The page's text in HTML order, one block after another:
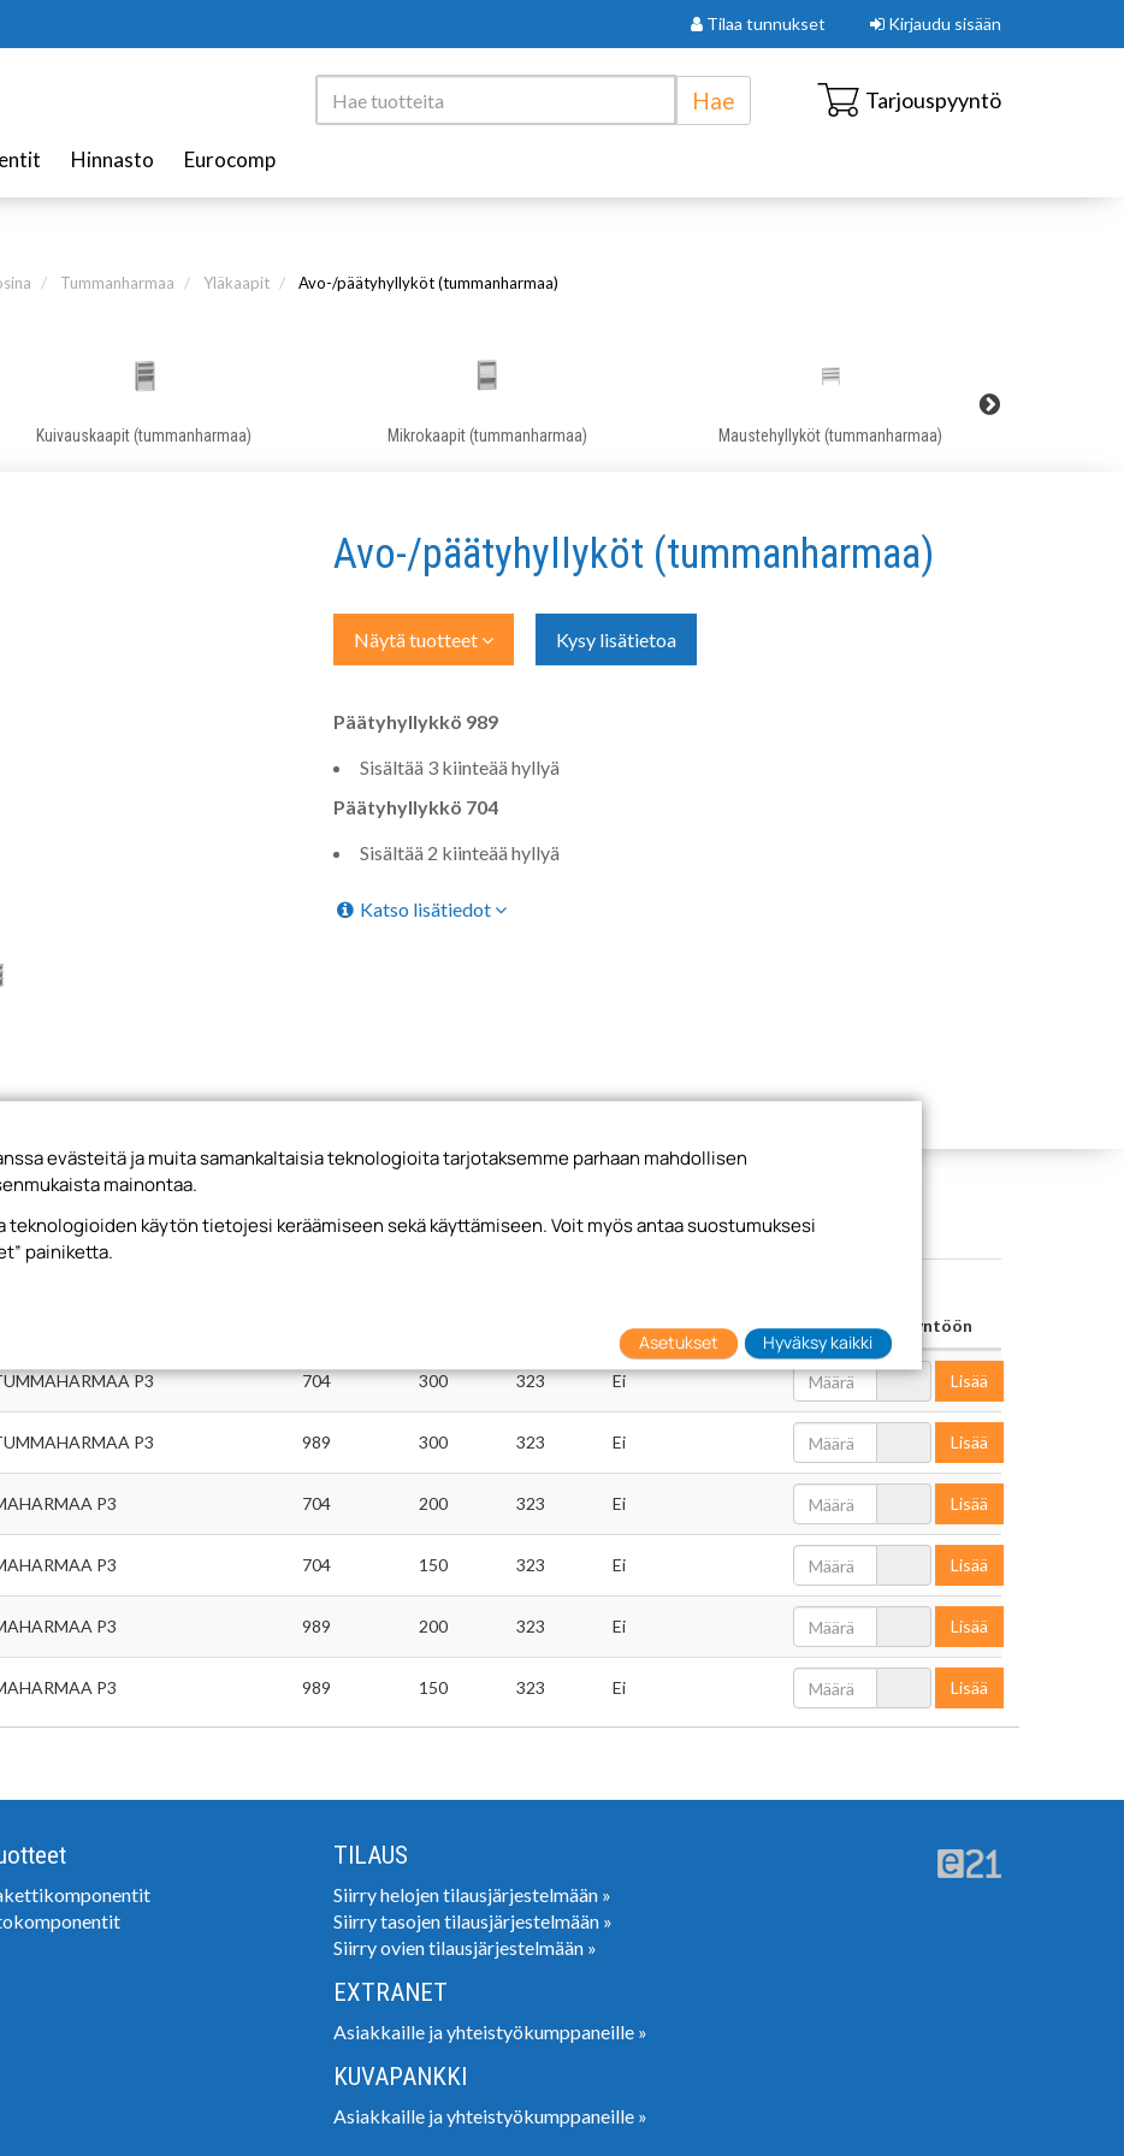
Tilaa tunnukset Kirjaudu sisään
Hae Tarjouspyyntö
Hinnasto Eurocomp
Tummanharmaa Yläkaapit Avo-/päätyhyllyköt (tummanharmaa)
Kuivauskaapit (tummanharmaa) Mikrokaapit (tummanharmaa) Maustehyllyköt (tummanharmaa)
Avo-/päätyhyllyköt (tummanharmaa)
Näytä tuotteet Kysy lisätietoa
Päätyhyllykkö 989
Sisältää 3 kiinteää hyllyä
Päätyhyllykkö 704
Sisältää 2 kiinteää hyllyä
Katso lisätiedot
Varastotuote Lisää tarjouspyyntöön
P3 704 300 323 Ei Lisää
P3 989 300 323 Ei Lisää
P3 704 200 323 Ei Lisää
P3 704 150 323 Ei Lisää
P3 989 200 323 Ei Lisää
P3 989 150 323 Ei Lisää
TILAUS
Siirry helojen tilausjärjestelmään »
Siirry tasojen tilausjärjestelmään »
Siirry ovien tilausjärjestelmään »
EXTRANET
Asiakkaille ja yhteistyökumppaneille »
KUVAPANKKI
Asiakkaille ja yhteistyökumppaneille »
evästeitä ja muita samankaltaisia teknologioita tarjotaksemme parhaan mahdollisen
mainontaa.
teknologioiden käytön tietojesi keräämiseen sekä käyttämiseen. Voit myös antaa suostumuksesi
painiketta.
Asetukset Hyväksy kaikki